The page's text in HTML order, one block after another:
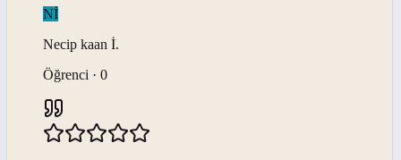
Nİ
Necip kaan İ.
Öğrenci · 0